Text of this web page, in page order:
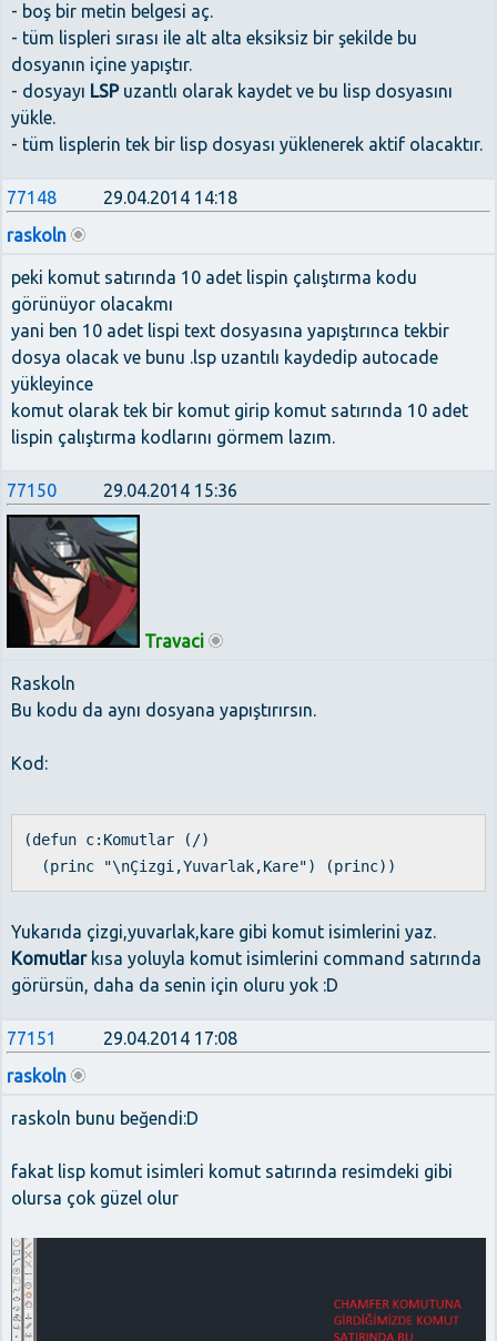
- boş bir metin belgesi aç.
- tüm lispleri sırası ile alt alta eksiksiz bir şekilde bu
dosyanın içine yapıştır.
- dosyayı LSPuzantlı olarak kaydet ve bu lisp dosyasını
yükle.
- tüm lisplerin tek bir lisp dosyası yüklenerek aktif olacaktır.
77148
29.04.2014 14:18
raskoln
peki komut satırında 10 adet lispin çalıştırma kodu
görünüyor olacakmı
yani ben 10 adet lispi text dosyasına yapıştırınca tekbir
dosya olacak ve bunu .lsp uzantılı kaydedip autocade
yükleyince
komut olarak tek bir komut girip komut satırında 10 adet
lispin çalıştırma kodlarını görmem lazım.
77150 29.04.2014 15:36
Travaci
Raskoln
Bu kodu da aynı dosyana yapıştırırsın.
Kod:
(defun c:Komutlar (/)
(princ "\nÇizgi,Yuvarlak,Kare") (princ))
Yukarıda çizgi,yuvarlak,kare gibi komut isimlerini yaz.
Komutlarkısa yoluyla komut isimlerini command satırında
görürsün, daha da senin için oluru yok :D
77151
29.04.2014 17:08
raskoln
raskoln bunu beğendi:D
fakat lisp komut isimleri komut satırında resimdeki gibi
olursa çok güzel olur